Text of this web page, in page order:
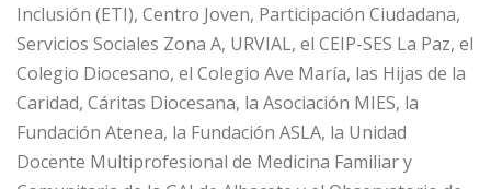
Inclusión (ETI), Centro Joven, Participación Ciudadana,
Servicios Sociales Zona A, URVIAL, el CEIP-SES La Paz, el
Colegio Diocesano, el Colegio Ave María, las Hijas de la
Caridad, Cáritas Diocesana, la Asociación MIES, la
Fundación Atenea, la Fundación ASLA, la Unidad
Docente Multiprofesional de Medicina Familiar y